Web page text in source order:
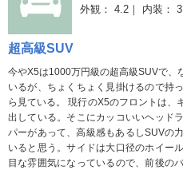
外観： 4.2 内装：
超高級SUV
今やX5は1000万円級の超高級SUVで、
いるが、ちょくちょく見掛けるので持
ら見ている。 現行のX5のフロントは、
出している。そこにカッコいいヘッド
パーがあって、高級感もあるしSUVの
いると思う。サイドは大口径のホイー
目な雰囲気になっているので、前後の